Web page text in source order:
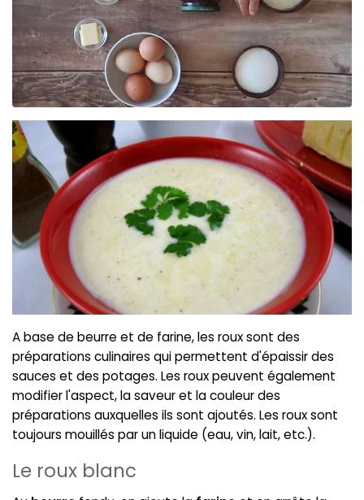
Connexion
A base de beurre et de farine, les roux sont des
préparations culinaires qui permettent d'épaissir des
sauces et des potages. Les roux peuvent également
modifier l'aspect, la saveur et la couleur des
préparations auxquelles ils sont ajoutés. Les roux sont
toujours mouillés par un liquide (eau, vin, lait, etc.).
Le roux blanc